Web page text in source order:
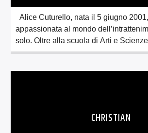
Alice Cuturello, nata il 5 giugno
appassionata al mondo
solo. Oltre alla scuola di Arti e
Spettacolo, è cresciuta con lo studio
CHRISTIAN